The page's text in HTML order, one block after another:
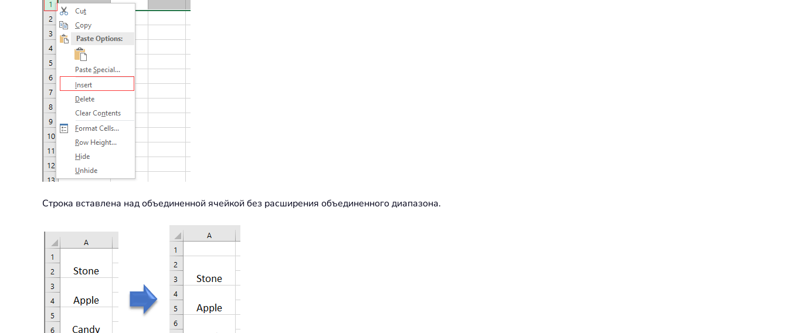
Строка вставлена над объединенной ячейкой без расширения объединенного диапазона.